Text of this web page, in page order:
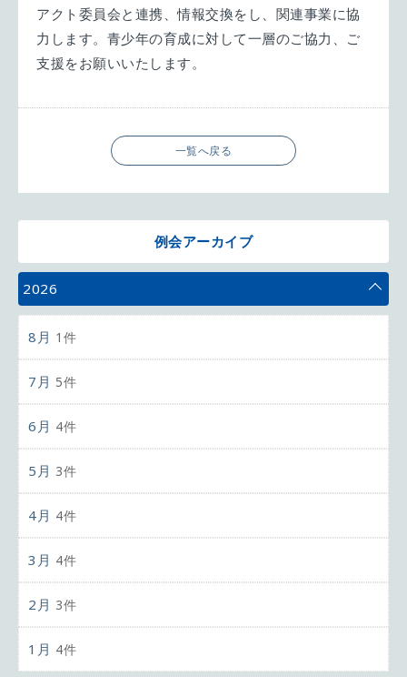
アクト委員会と連携、情報交換をし、関連事業に協
力します。青少年の育成に対して一層のご協力、ご
支援をお願いいたします。
一覧へ戻る
例会アーカイブ
2026
8月 1件
7月 5件
6月 4件
5月 3件
4月 4件
3月 4件
2月 3件
1月 4件